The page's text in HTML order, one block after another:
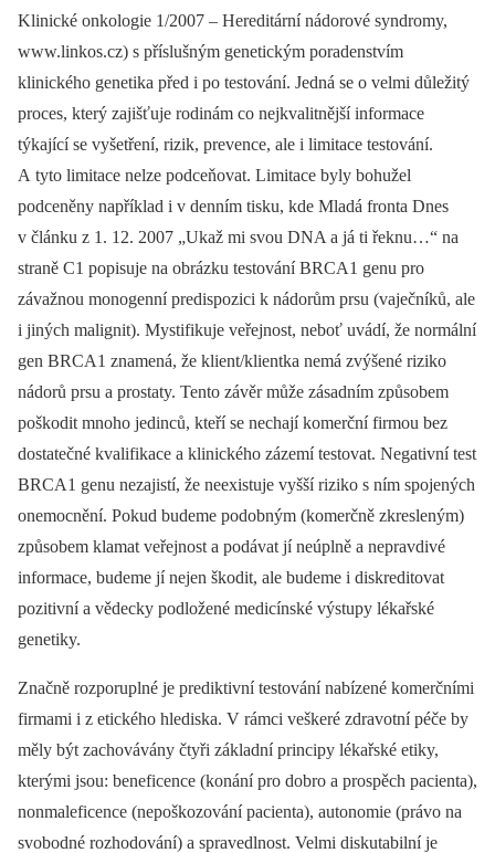
Klinické onkologie 1/2007 –⁠ Hereditární nádorové syndromy,
www.linkos.cz) s příslušným genetickým poradenstvím
klinického genetika před i po testování. Jedná se o velmi důležitý
proces, který zajišťuje rodinám co nejkvalitnější informace
týkající se vyšetření, rizik, prevence, ale i limitace testování.
A tyto limitace nelze podceňovat. Limitace byly bohužel
podceněny například i v denním tisku, kde Mladá fronta Dnes
v článku z 1. 12. 2007 „Ukaž mi svou DNA a já ti řeknu…“ na
straně C1 popisuje na obrázku testování BRCA1 genu pro
závažnou monogenní predispozici k nádorům prsu (vaječníků, ale
i jiných malignit). Mystifikuje veřejnost, neboť uvádí, že normální
gen BRCA1 znamená, že klient/klientka nemá zvýšené riziko
nádorů prsu a prostaty. Tento závěr může zásadním způsobem
poškodit mnoho jedinců, kteří se nechají komerční firmou bez
dostatečné kvalifikace a klinického zázemí testovat. Negativní test
BRCA1 genu nezajistí, že neexistuje vyšší riziko s ním spojených
onemocnění. Pokud budeme podobným (komerčně zkresleným)
způsobem klamat veřejnost a podávat jí neúplně a nepravdivé
informace, budeme jí nejen škodit, ale budeme i diskreditovat
pozitivní a vědecky podložené medicínské výstupy lékařské
genetiky.
Značně rozporuplné je prediktivní testování nabízené komerčními
firmami i z etického hlediska. V rámci veškeré zdravotní péče by
měly být zachovávány čtyři základní principy lékařské etiky,
kterými jsou: beneficence (konání pro dobro a prospěch pacienta),
nonmaleficence (nepoškozování pacienta), autonomie (právo na
svobodné rozhodování) a spravedlnost. Velmi diskutabilní je